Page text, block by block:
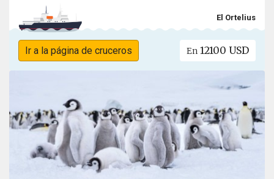
El Ortelius
Ir a la página de cruceros En 12100 USD